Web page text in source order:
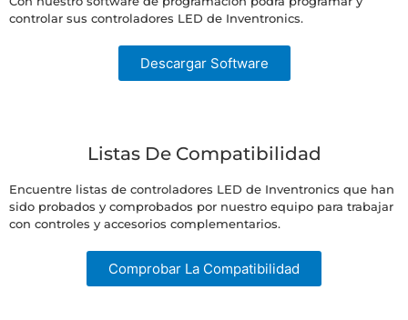
controlar sus controladores LED de Inventronics.
Descargar Software
Listas De Compatibilidad
Encuentre listas de controladores LED de Inventronics que han
sido probados y comprobados por nuestro equipo para trabajar
con controles y accesorios complementarios.
Comprobar La Compatibilidad